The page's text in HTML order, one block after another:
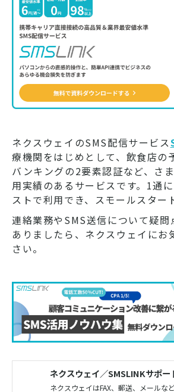
ネクスウェイのSMS配信サービス
療機関をはじめとして、飲食店の
バンキングの2要素認証など、さ
用実績のあるサービスです。1通
ストで利用でき、スモールスター
連絡業務やSMS送信について疑問
ありましたら、ネクスウェイにお
さい。
ネクスウェイ／SMSLINKサポー
ネクスウェイはFAX、郵送、メールな